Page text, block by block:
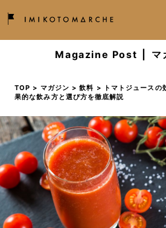
Magazine Post マ
TOP > マガジン >飲料 > トマトジュースの
果的な飲み方と選び方を徹底解説